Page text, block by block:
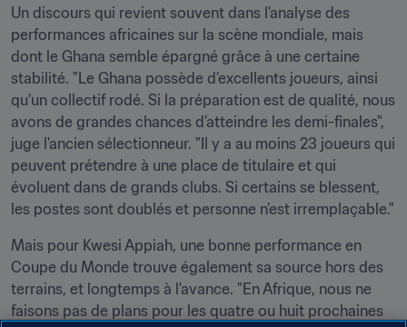
Un discours qui revient souvent dans l'analyse des
performances africaines sur la scène mondiale, mais
dont le Ghana semble épargné grâce à une certaine
stabilité. "Le Ghana possède d’excellents joueurs, ainsi
qu'un collectif rodé. Si la préparation est de qualité, nous
avons de grandes chances d’atteindre les demi-finales",
juge l'ancien sélectionneur. "Il y a au moins 23 joueurs qui
peuvent prétendre à une place de titulaire et qui
évoluent dans de grands clubs. Si certains se blessent,
les postes sont doublés et personne n’est irremplaçable."
Mais pour Kwesi Appiah, une bonne performance en
Coupe du Monde trouve également sa source hors des
terrains, et longtemps à l'avance. "En Afrique, nous ne
faisons pas de plans pour les quatre ou huit prochaines